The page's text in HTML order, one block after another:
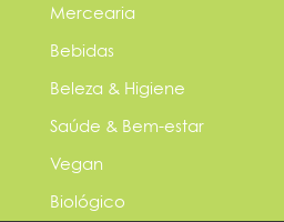
Mercearia
Bebidas
Beleza & Higiene
Saúde & Bem-estar
Vegan
Biológico